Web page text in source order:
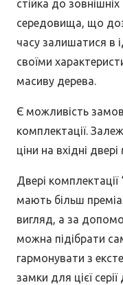
стійка до
середовища, що
часу залишатися в
своїми
масиву дерева.
Є можливість
комплектації.
ціни на вхідні
Двері
мають більш
вигляд, а за
можна підібрати
гармонувати з
замки для цієї